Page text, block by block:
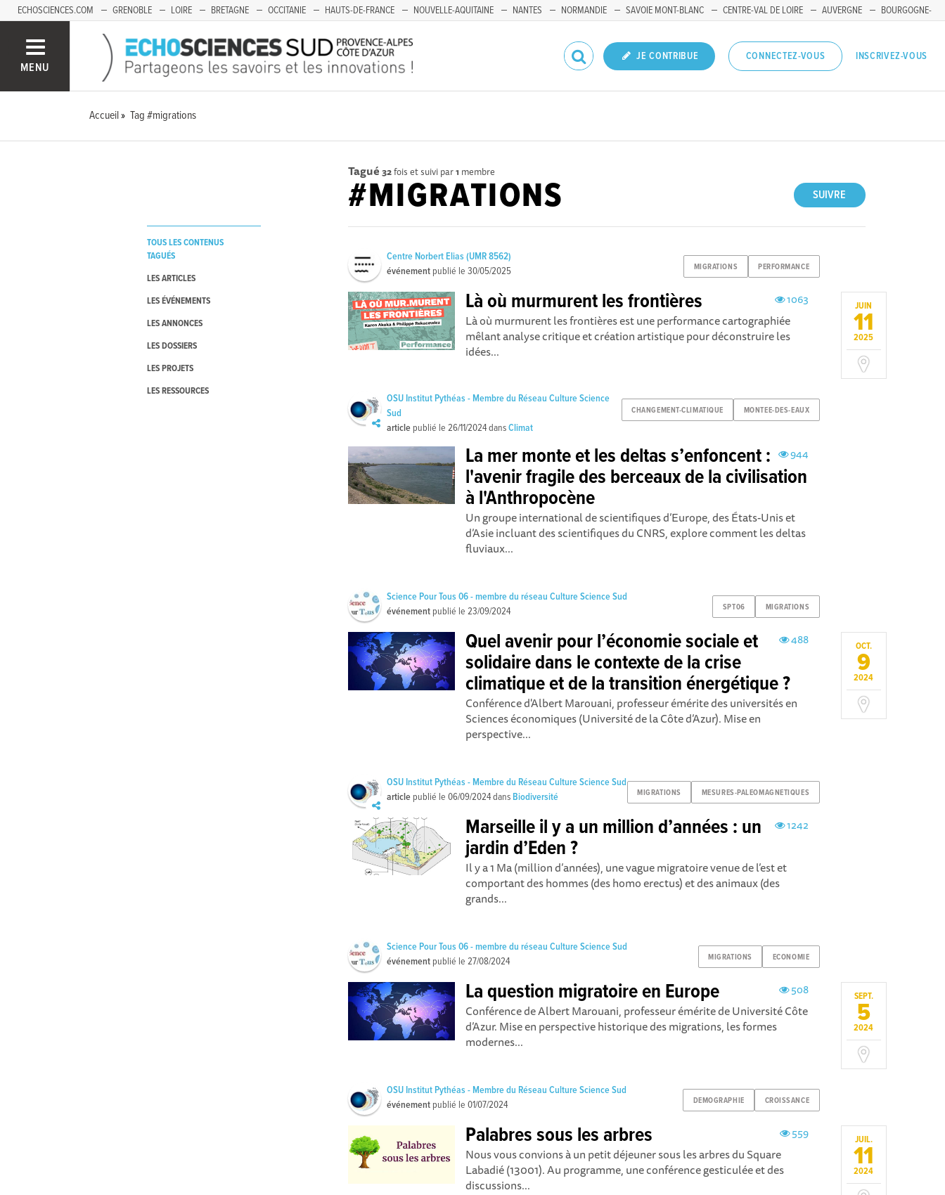
ECHOSCIENCES.COM GRENOBLE LOIRE BRETAGNE OCCITANIE HAUTS-DE-FRANCE NOUVELLE-AQUITAINE NANTES NORMANDIE SAVOIE MONT-BLANC CENTRE-VAL DE LOIRE AUVERGNE
BOURGOGNE-
MENU
JE CONTRIBUE CONNECTEZ-VOUS INSCRIVEZ-VOUS
Accueil Tag #migrations
TOUS LES CONTENUS
TAGUÉS
LES ARTICLES
LES ÉVÉNEMENTS
LES ANNONCES
LES DOSSIERS
LES PROJETS
LES RESSOURCES
Tagué 32fois et suivi par1 membre
SUIVRE
#MIGRATIONS
MIGRATIONS PERFORMANCE
Centre Norbert Elias (UMR 8562)
événement publié le30/05/2025
JUIN
11
2025
1063
Là où murmurent les frontières
Là où murmurent les frontières est une performance cartographiée
mêlant analyse critique et création artistique pour déconstruire les
idées...
CHANGEMENT-CLIMATIQUE MONTEE-DES-EAUX
OSU Institut Pythéas - Membre du Réseau Culture Science
Sud
article publié le26/11/2024dansClimat
944
La mer monte et les deltas s’enfoncent :
l'avenir fragile des berceaux de la civilisation
à l'Anthropocène
Un groupe international de scientifiques d’Europe, des États-Unis et
d’Asie incluant des scientifiques du CNRS, explore comment les deltas
fluviaux...
SPT06 MIGRATIONS
Science Pour Tous 06 - membre du réseau Culture Science Sud
événement publié le23/09/2024
OCT.
9
2024
488
Quel avenir pour l’économie sociale et
solidaire dans le contexte de la crise
climatique et de la transition énergétique ?
Conférence d'Albert Marouani, professeur émérite des universités en
Sciences économiques (Université de la Côte d’Azur). Mise en
perspective...
MIGRATIONS MESURES-PALEOMAGNETIQUES
OSU Institut Pythéas - Membre du Réseau Culture Science Sud
article publié le06/09/2024dans Biodiversité
1242
Marseille il y a un million d’années : un
jardin d’Eden ?
Il y a 1 Ma (million d’années), une vague migratoire venue de l’est et
comportant des hommes (des homo erectus) et des animaux (des
grands...
MIGRATIONS ECONOMIE
Science Pour Tous 06 - membre du réseau Culture Science Sud
événement publié le27/08/2024
SEPT.
5
2024
508
La question migratoire en Europe
Conférence de Albert Marouani, professeur émérite de Université Côte
d’Azur. Mise en perspective historique des migrations, les formes
modernes...
DEMOGRAPHIE CROISSANCE
OSU Institut Pythéas - Membre du Réseau Culture Science Sud
événement publié le01/07/2024
JUIL.
11
2024
559
Palabres sous les arbres
Nous vous convions à un petit déjeuner sous les arbres du Square
Labadié (13001). Au programme, une conférence gesticulée et des
discussions...